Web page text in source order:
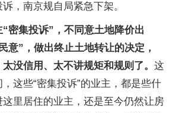
，南京规自局紧急下架。
“密集投诉”，不同意土地降价出
意”，做出终止土地转让的决定，
没信用、太不讲规矩和规则了。 这
这些“密集投诉”的业主，都是些什
里居住的业主，还是至今仍然让房